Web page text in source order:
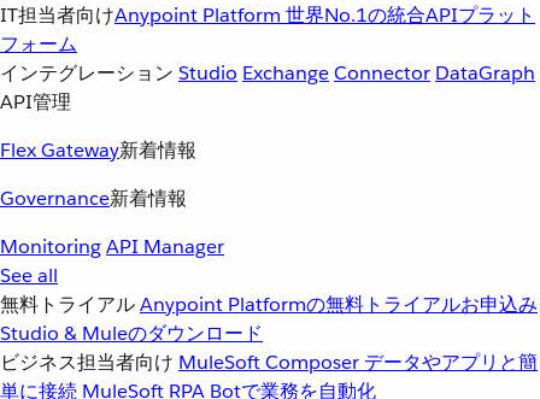
IT担当者向けAnypoint Platform 世界No.1の統合APIプラット
フォーム
インテグレーション Studio ExchangeConnector DataGraph
API管理
Flex Gateway新着情報
Governance新着情報
MonitoringAPI Manager
See all
無料トライアルAnypoint Platformの無料トライアルお申込み
Studio & Muleのダウンロード
ビジネス担当者向け MuleSoft Composer データやアプリと簡
単に接続 MuleSoft RPA Botで業務を自動化